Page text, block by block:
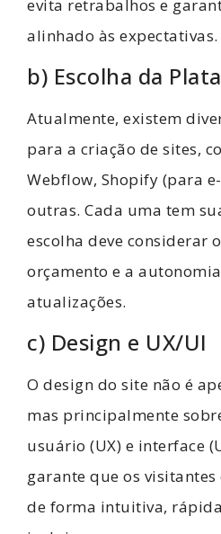
evita retrabalhos e
alinhado às expectativas.
b) Escolha da
Atualmente, existem
para a criação de sites,
Webflow, Shopify (para
outras. Cada uma tem
escolha deve considerar
orçamento e a
atualizações.
c) Design e UX/UI
O design do site não é
mas principalmente
usuário (UX) e interface
garante que os
de forma intuitiva,